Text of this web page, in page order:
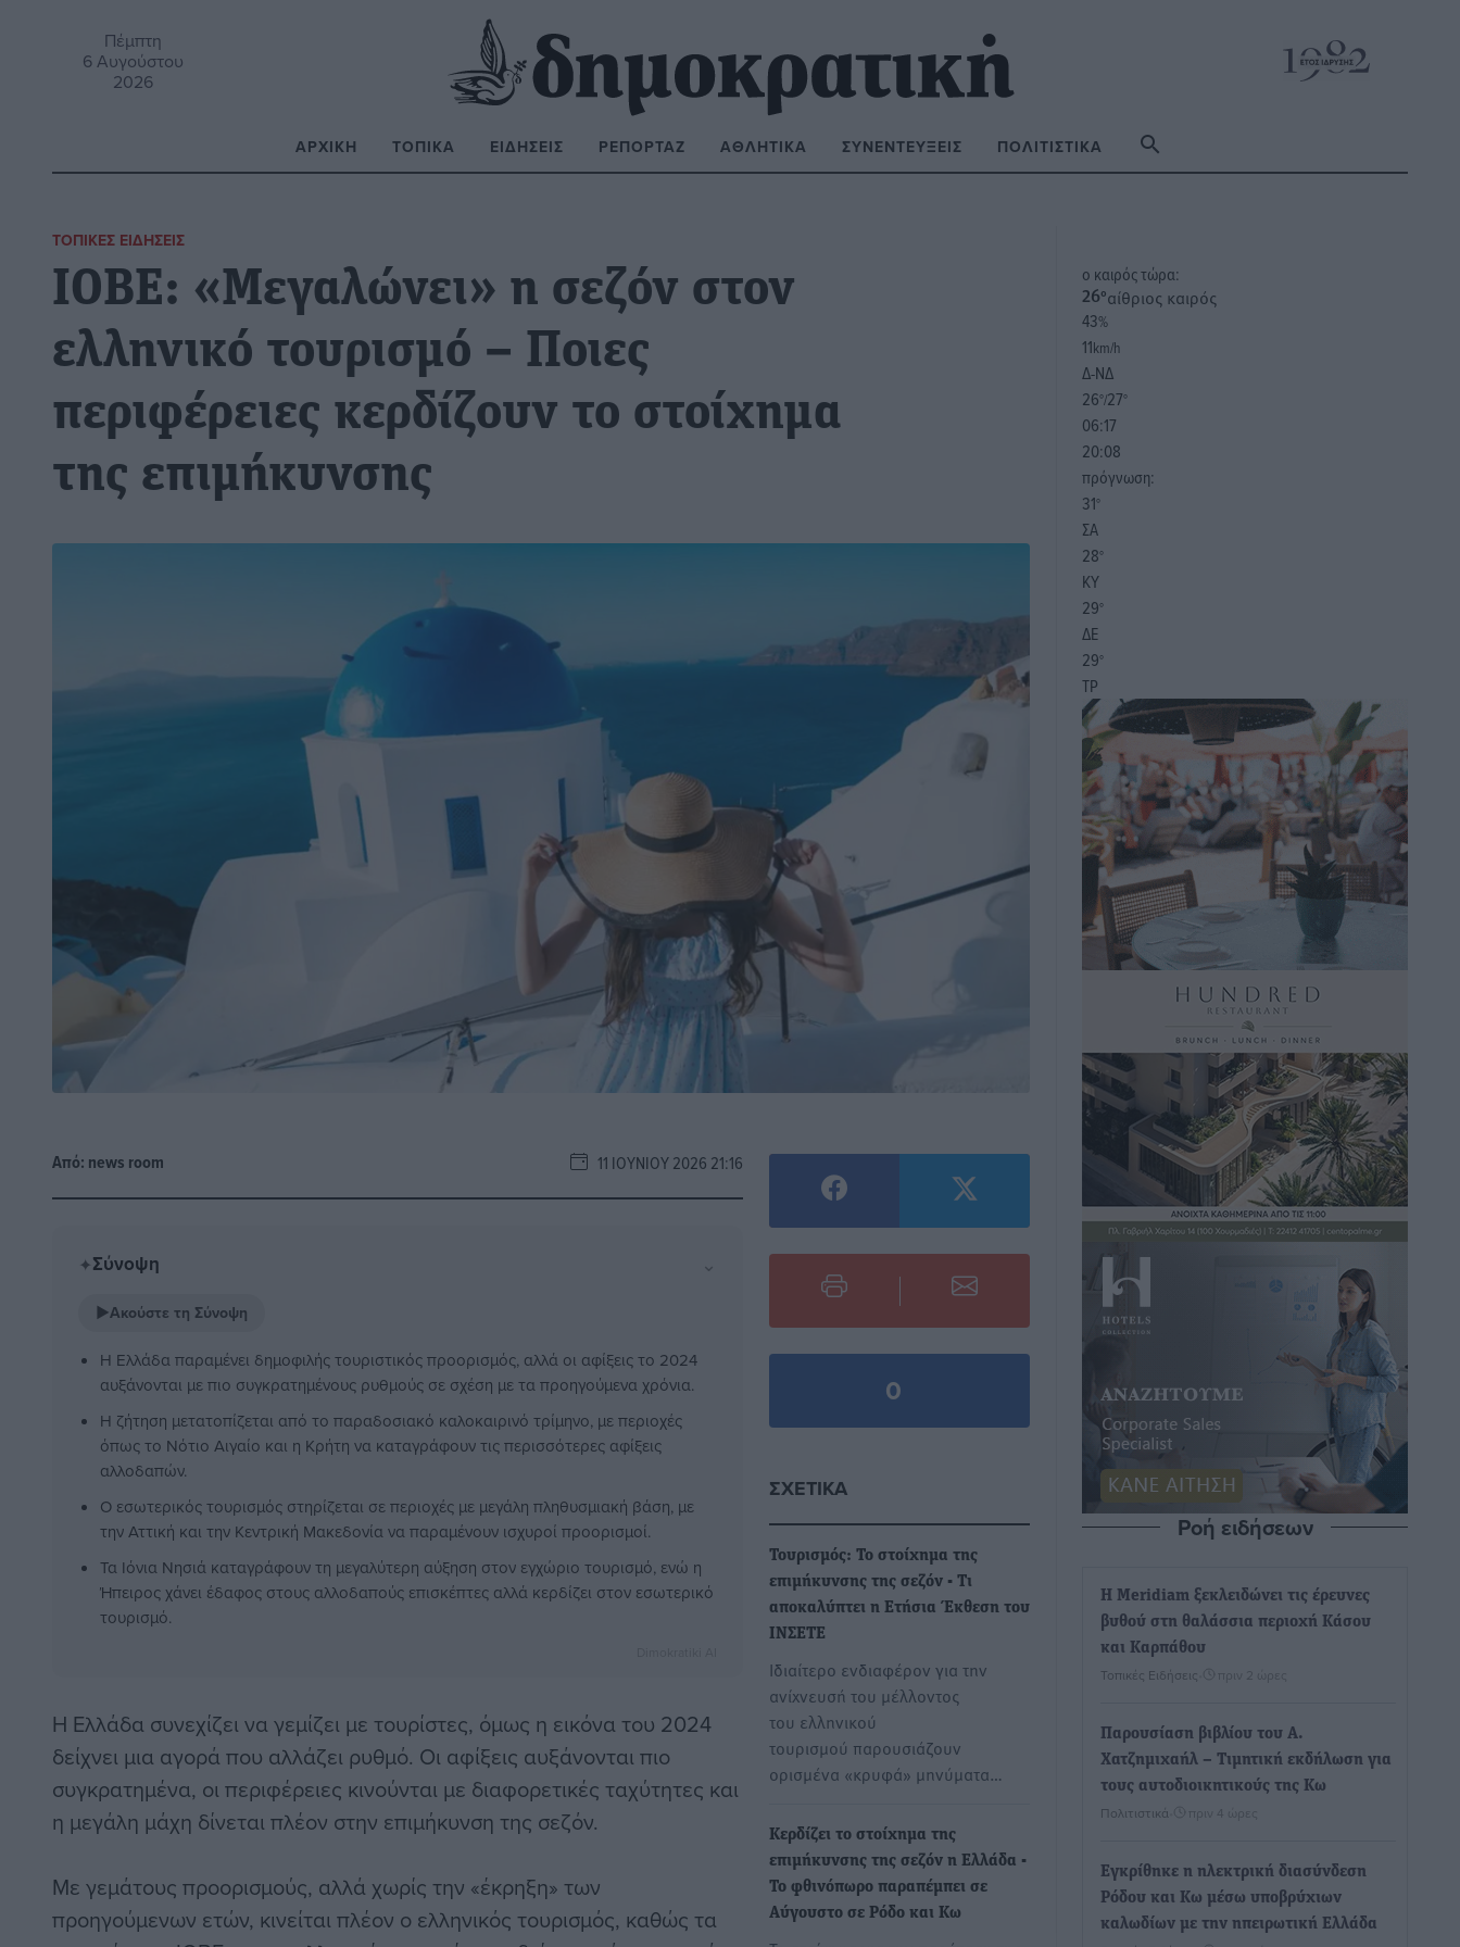
Πέμπτη
6 Αυγούστου
2026
ΑΡΧΙΚΉ ΤΟΠΙΚΆ ΕΙΔΉΣΕΙΣ ΡΕΠΟΡΤΆΖ ΑΘΛΗΤΙΚΆ ΣΥΝΕΝΤΕΎΞΕΙΣ ΠΟΛΙΤΙΣΤΙΚΆ
ΤΟΠΙΚΈΣ ΕΙΔΉΣΕΙΣ
ΙΟΒΕ: «Μεγαλώνει» η σεζόν στον
ελληνικό τουρισμό – Ποιες
περιφέρειες κερδίζουν το στοίχημα
της επιμήκυνσης
Από: news room 11 ΙΟΥΝΊΟΥ 2026 21:16
✦Σύνοψη ⌄
▶Ακούστε τη Σύνοψη
Η Ελλάδα παραμένει δημοφιλής τουριστικός προορισμός, αλλά οι αφίξεις το 2024
αυξάνονται με πιο συγκρατημένους ρυθμούς σε σχέση με τα προηγούμενα χρόνια.
Η ζήτηση μετατοπίζεται από το παραδοσιακό καλοκαιρινό τρίμηνο, με περιοχές
όπως το Νότιο Αιγαίο και η Κρήτη να καταγράφουν τις περισσότερες αφίξεις
αλλοδαπών.
Ο εσωτερικός τουρισμός στηρίζεται σε περιοχές με μεγάλη πληθυσμιακή βάση, με
την Αττική και την Κεντρική Μακεδονία να παραμένουν ισχυροί προορισμοί.
Τα Ιόνια Νησιά καταγράφουν τη μεγαλύτερη αύξηση στον εγχώριο τουρισμό, ενώ η
Ήπειρος χάνει έδαφος στους αλλοδαπούς επισκέπτες αλλά κερδίζει στον εσωτερικό
τουρισμό.
Η Ελλάδα συνεχίζει να γεμίζει με τουρίστες, όμως η εικόνα του 2024
δείχνει μια αγορά που αλλάζει ρυθμό. Οι αφίξεις αυξάνονται πιο
συγκρατημένα, οι περιφέρειες κινούνται με διαφορετικές ταχύτητες και
η μεγάλη μάχη δίνεται πλέον στην επιμήκυνση της σεζόν.
Με γεμάτους προορισμούς, αλλά χωρίς την «έκρηξη» των
προηγούμενων ετών, κινείται πλέον ο ελληνικός τουρισμός, καθώς τα
0
ΣΧΕΤΙΚΆ
Τουρισμός: Το στοίχημα της
επιμήκυνσης της σεζόν - Τι
αποκαλύπτει η Ετήσια Έκθεση του
ΙΝΣΕΤΕ
Ιδιαίτερο ενδιαφέρον για την
ανίχνευσή του μέλλοντος
του ελληνικού
τουρισμού παρουσιάζουν
ορισμένα «κρυφά» μηνύματα…
Κερδίζει το στοίχημα της
επιμήκυνσης της σεζόν η Ελλάδα -
Το φθινόπωρο παραπέμπει σε
Αύγουστο σε Ρόδο και Κω
o καιρός τώρα:
26°αίθριος καιρός
43%
11km/h
Δ-ΝΔ
26°/27°
06:17
20:08
πρόγνωση:
31°
ΣΑ
28°
ΚΥ
29°
ΔΕ
29°
ΤΡ
Ροή ειδήσεων
Η Meridiam ξεκλειδώνει τις έρευνες
βυθού στη θαλάσσια περιοχή Κάσου
και Καρπάθου
Τοπικές Ειδήσεις πριν 2 ώρες
Παρουσίαση βιβλίου του Α.
Χατζημιχαήλ – Τιμητική εκδήλωση για
τους αυτοδιοικητικούς της Κω
Πολιτιστικά πριν 4 ώρες
Εγκρίθηκε η ηλεκτρική διασύνδεση
Ρόδου και Κω μέσω υποβρύχιων
καλωδίων με την ηπειρωτική Ελλάδα